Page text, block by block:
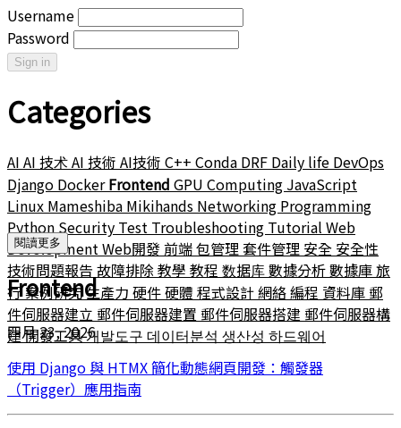
Username
Password
Sign in
Categories
AI AI 技术AI 技術 AI技術 C++ Conda DRF Daily life DevOps
Django DockerFrontend GPU Computing JavaScript
Linux Mameshiba Mikihands Networking Programming
PythonSecurity Test Troubleshooting Tutorial Web
DevelopmentWeb開發前端包管理套件管理 安全 安全性
技術問題報告 故障排除教學 教程 数据库數據分析數據庫旅
行案例研究生產力 硬件硬體 程式設計網絡編程 資料庫 郵
件伺服器建立 郵件伺服器建置 郵件伺服器搭建 郵件伺服器構
建開發工具개발도구 데이터분석 생산성 하드웨어
閱讀更多
Frontend
四月 23, 2026
使用 Django 與 HTMX 簡化動態網頁開發：觸發器
（Trigger）應用指南